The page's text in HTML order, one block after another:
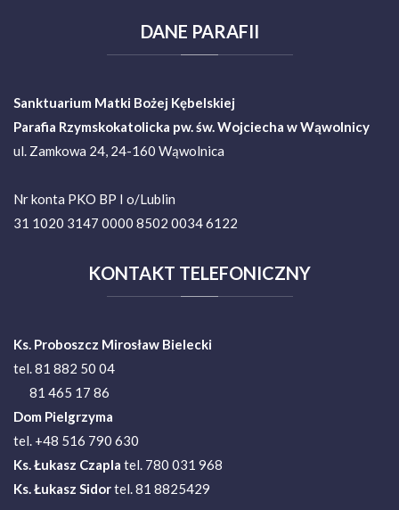
DANE PARAFII
Sanktuarium Matki Bożej Kębelskiej
Parafia Rzymskokatolicka pw. św. Wojciecha w Wąwolnicy
ul. Zamkowa 24, 24-160 Wąwolnica
Nr konta PKO BP I o/Lublin
31 1020 3147 0000 8502 0034 6122
KONTAKT TELEFONICZNY
Ks. Proboszcz Mirosław Bielecki
tel. 81 882 50 04
81 465 17 86
Dom Pielgrzyma
tel. +48 516 790 630
Ks.Łukasz Czapla tel. 780 031 968
Ks. Łukasz Sidortel. 81 8825429